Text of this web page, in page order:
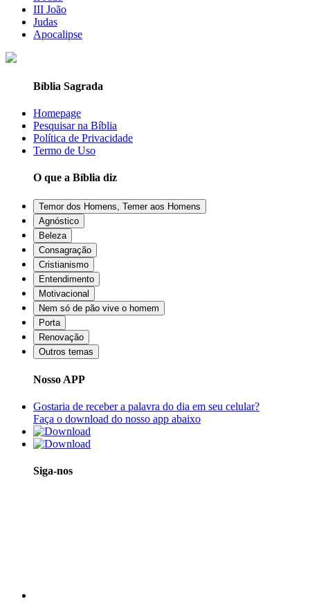
III João
Judas
Apocalipse
Bíblia Sagrada
Homepage
Pesquisar na Bíblia
Política de Privacidade
Termo de Uso
O que a Bíblia diz
Temor dos Homens, Temer aos Homens
Agnóstico
Beleza
Consagração
Cristianismo
Entendimento
Motivacional
Nem só de pão vive o homem
Porta
Renovação
Outros temas
Nosso APP
Gostaria de receber a palavra do dia em seu celular?
Faça o download do nosso app abaixo
Siga-nos